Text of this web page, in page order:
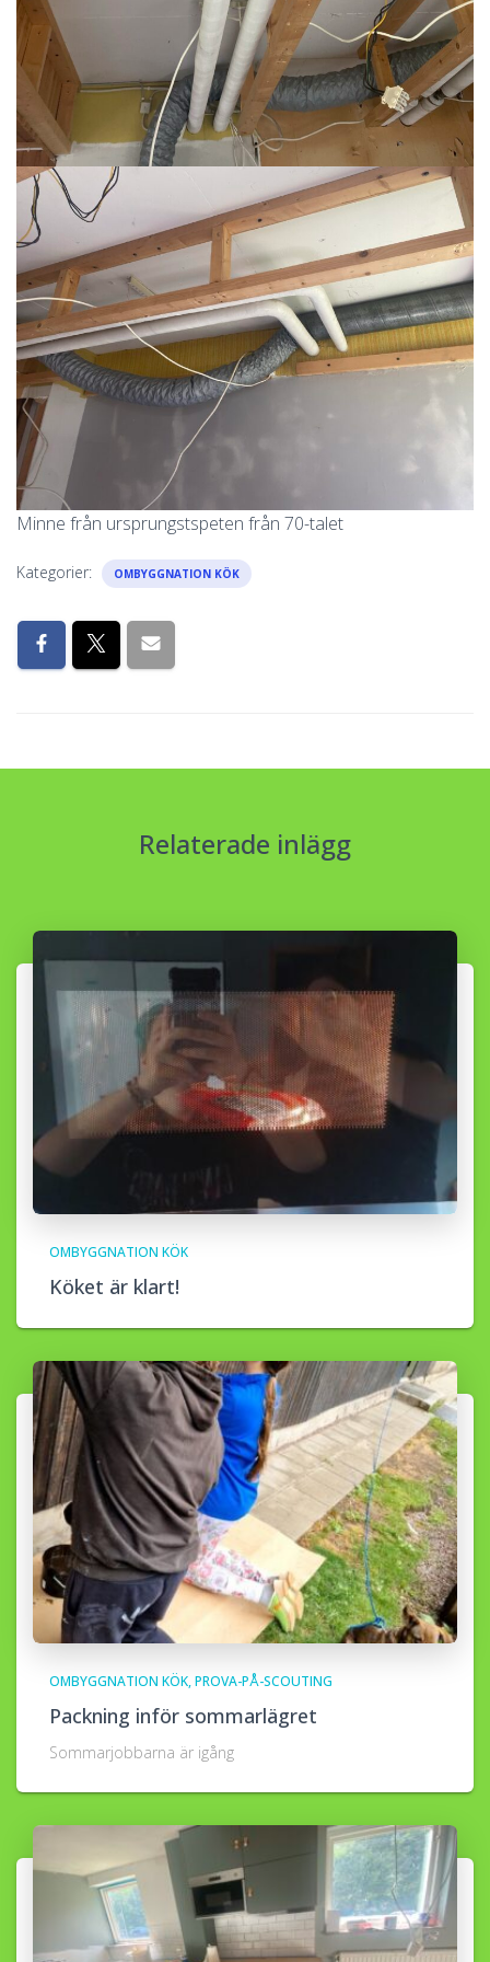
Minne från ursprungstspeten från 70-talet
Kategorier: OMBYGGNATION KÖK
Relaterade inlägg
OMBYGGNATION KÖK
Köket är klart!
OMBYGGNATION KÖK PROVA-PÅ-SCOUTING
Packning inför sommarlägret
Sommarjobbarna är igång